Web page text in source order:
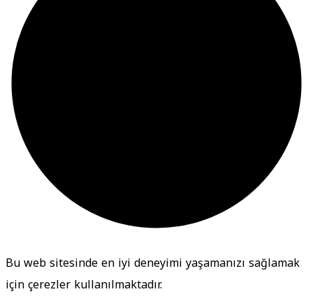
Bu web sitesinde en iyi deneyimi yaşamanızı sağlamak
için çerezler kullanılmaktadır.